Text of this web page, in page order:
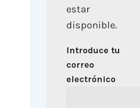
estar
disponible.
Introduce tu
correo
electrónico